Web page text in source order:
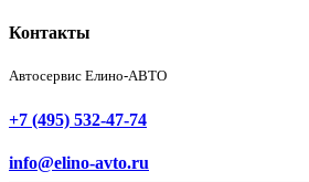
Контакты
Автосервис Елино-АВТО
+7 (495) 532-47-74
info@elino-avto.ru